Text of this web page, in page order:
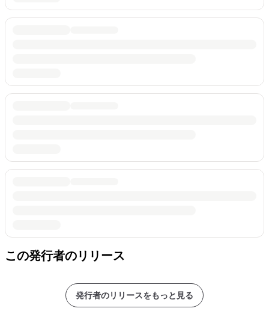
この発行者のリリース
発行者のリリースをもっと見る